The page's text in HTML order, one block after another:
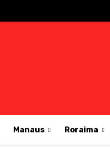
Manaus Roraima